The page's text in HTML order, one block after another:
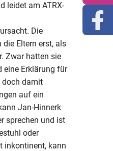
leidet am ATRX-
Die
Eltern erst, als
Zwar hatten sie
eine Erklärung für
doch damit
auf ein
Jan-Hinnerk
sprechen und ist
oder
inkontinent, kann